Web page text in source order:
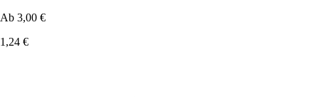
Ab 3,00 €
1,24 €